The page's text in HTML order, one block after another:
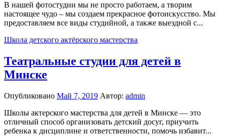
В нашей фотостудии мы не просто работаем, а творим
настоящее чудо – мы создаем прекрасное фотоискусство. Мы
предоставляем все виды студийной, а также выездной с...
Школа детского актёрского мастерства
Театральные студии для детей в
Минске
Опубликовано Май 7, 2019 Автор: admin
Школы актерского мастерства для детей в Минске — это
отличный способ организовать детский досуг, приучить
ребенка к дисциплине и ответственности, помочь избавит...